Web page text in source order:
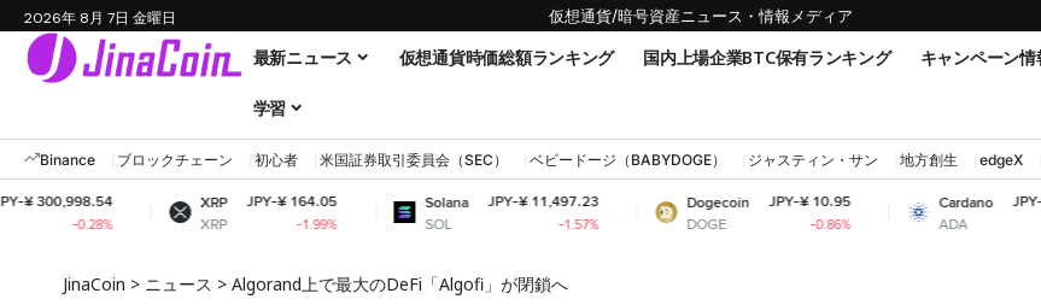
2026年 8月 7日 金曜日 仮想通貨/暗号資産ニュース・情報メディア
最新ニュース 仮想通貨時価総額ランキング 国内上場企業BTC保有ランキング キャンペーン情
学習
Binance ブロックチェーン 初心者 米国証券取引委員会（SEC） ベビードージ（BABYDOGE） ジャスティン・サン 地方創生 edgeX
XRP
XRP
JPY-¥ 164.05
-1.99%
Solana
SOL
JPY-¥ 11,497.23
-1.57%
Dogecoin
DOGE
JPY-¥ 10.95
-0.86%
Cardano
ADA
JPY-¥ 31.71
+5.12%
JinaCoin > ニュース > Algorand上で最大のDeFi「Algofi」が閉鎖へ